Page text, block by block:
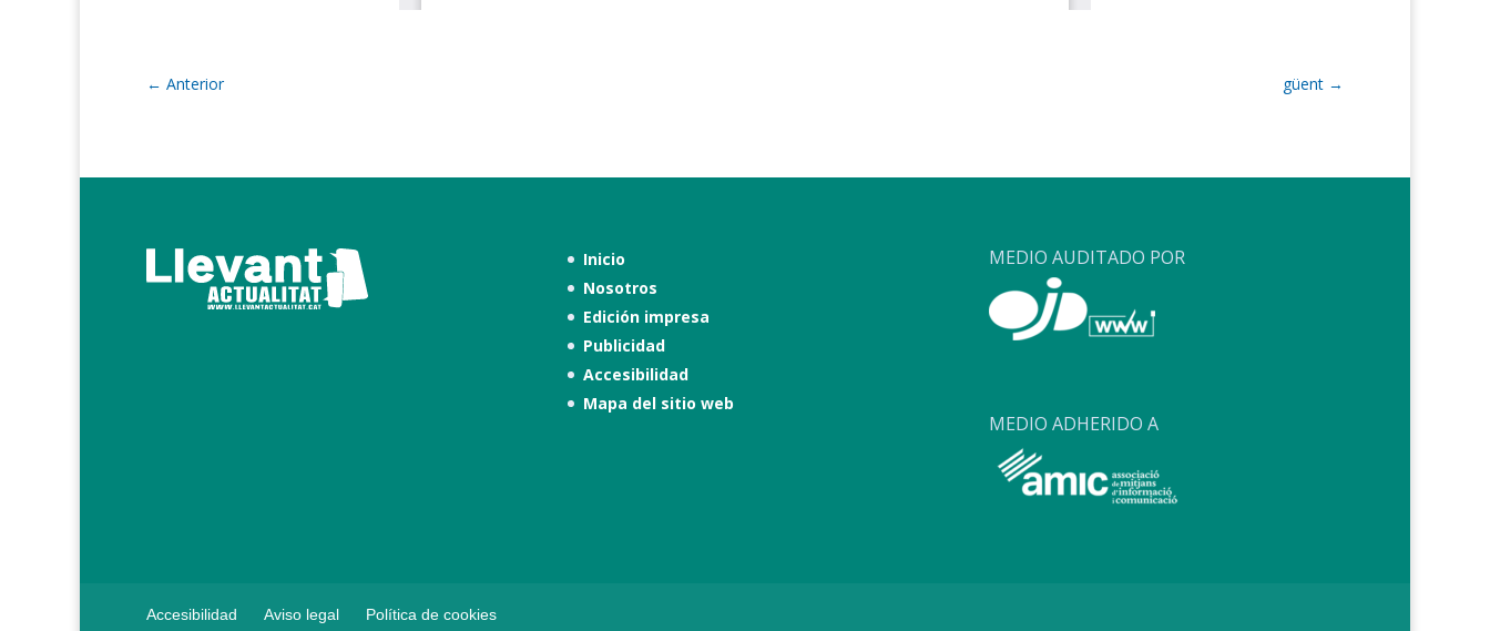
← Anterior güent →
Inicio
Nosotros
Edición impresa
Publicidad
Accesibilidad
Mapa del sitio web
MEDIO AUDITADO POR
MEDIO ADHERIDO A
Accesibilidad Aviso legal Política de cookies